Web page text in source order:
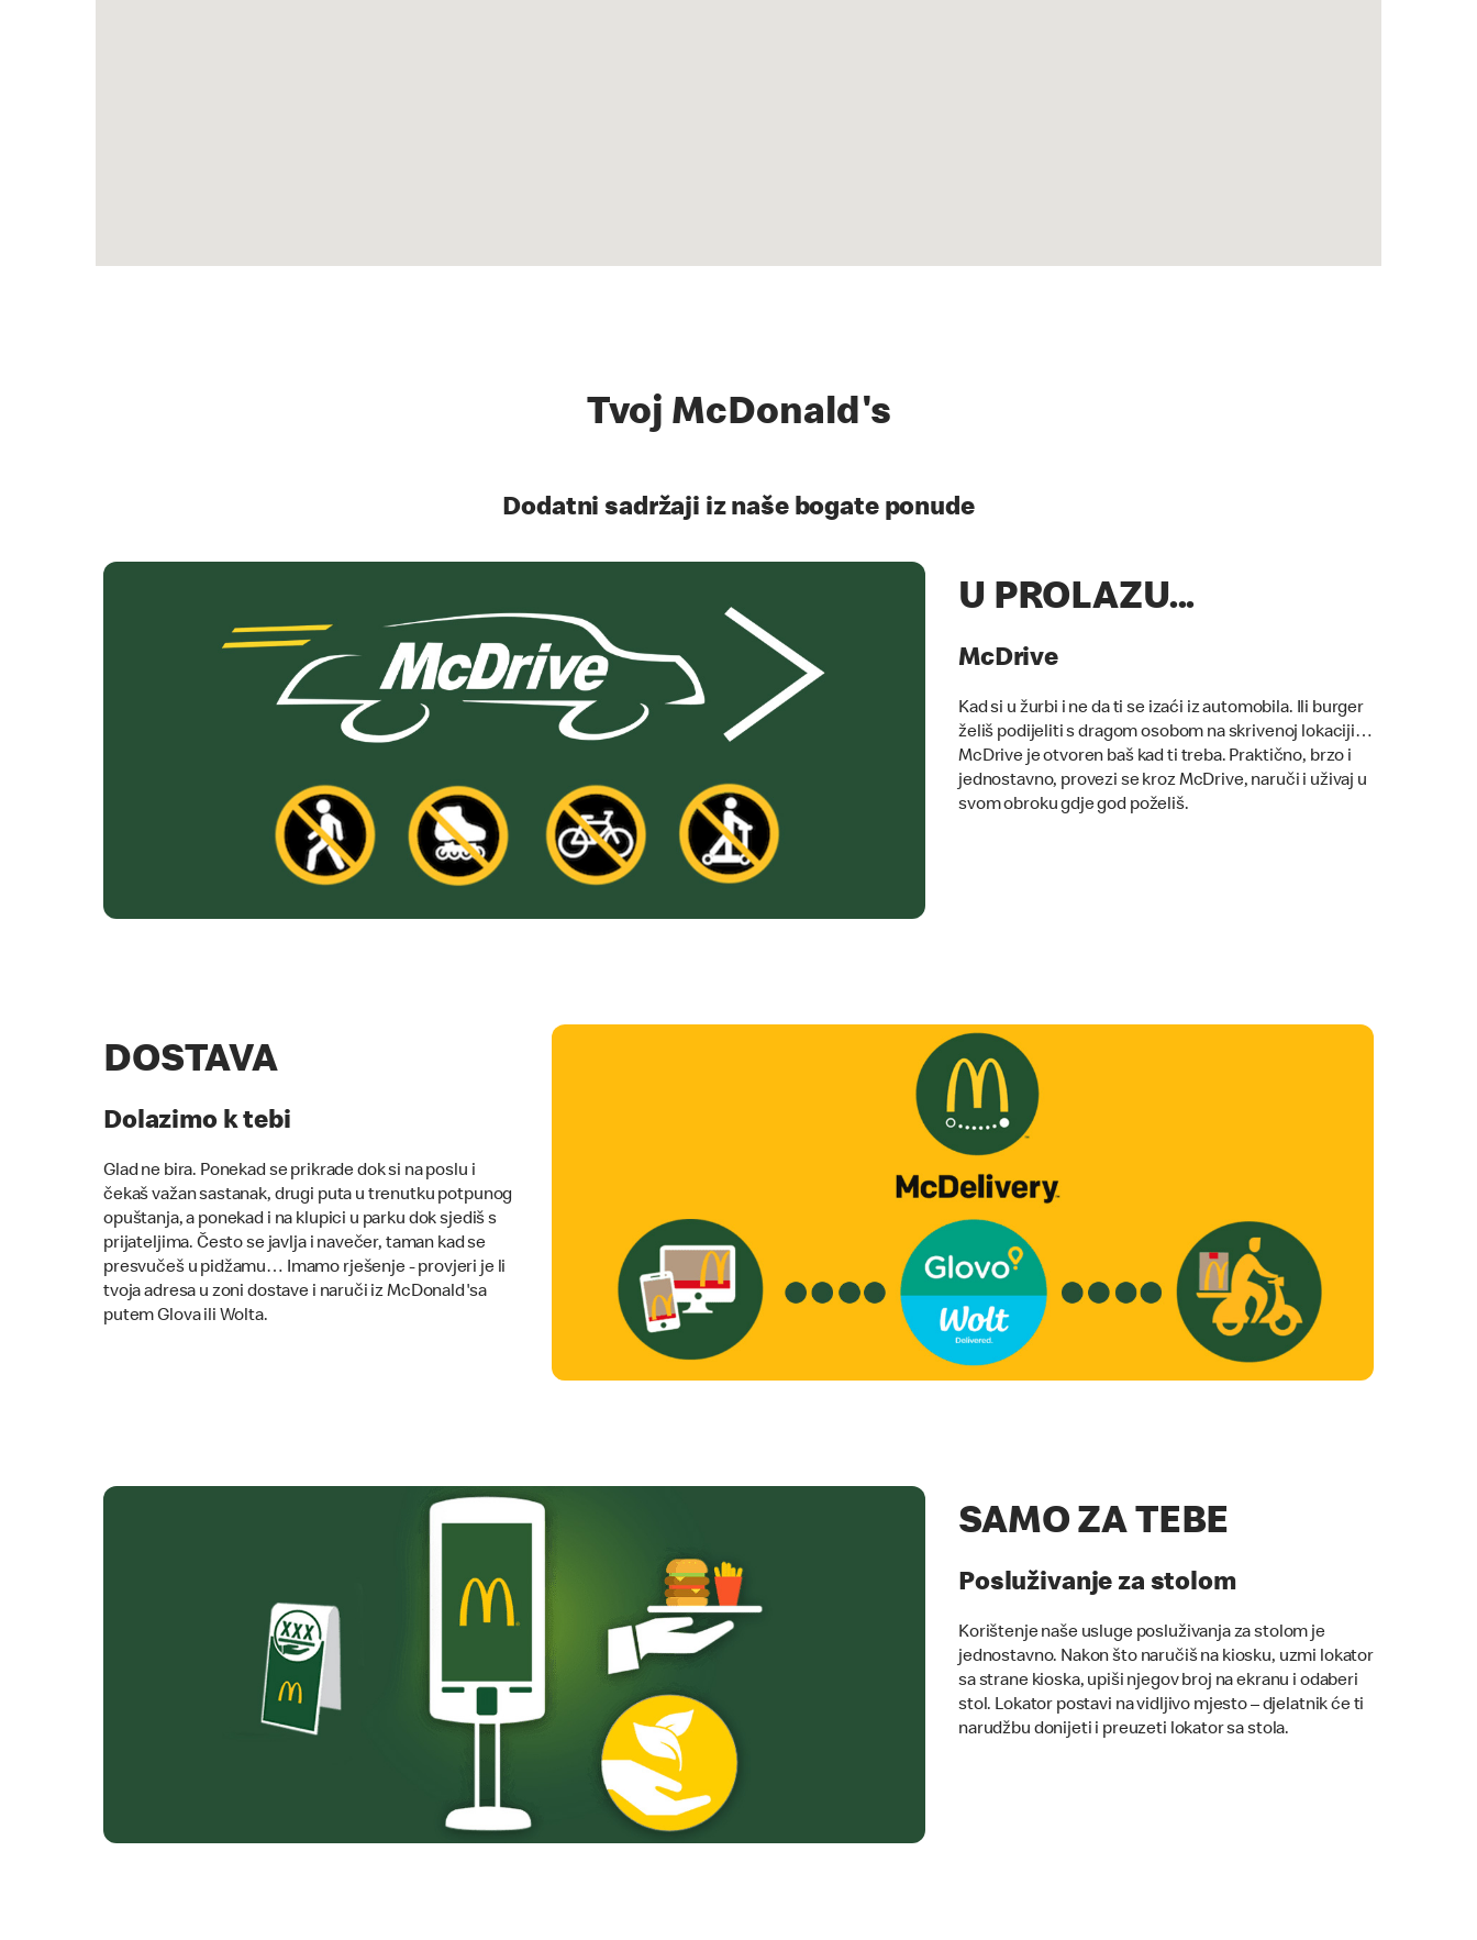
Tvoj McDonald's
Dodatni sadržaji iz naše bogate ponude
U PROLAZU...
McDrive
Kad si u žurbi i ne da ti se izaći iz automobila. Ili burger
želiš podijeliti s dragom osobom na skrivenoj lokaciji…
McDrive je otvoren baš kad ti treba. Praktično, brzo i
jednostavno, provezi se kroz McDrive, naruči i uživaj u
svom obroku gdje god poželiš.
DOSTAVA
Dolazimo k tebi
Glad ne bira. Ponekad se prikrade dok si na poslu i
čekaš važan sastanak, drugi puta u trenutku potpunog
opuštanja, a ponekad i na klupici u parku dok sjediš s
prijateljima. Često se javlja i navečer, taman kad se
presvučeš u pidžamu… Imamo rješenje - provjeri je li
tvoja adresa u zoni dostave i naruči iz McDonald'sa
putem Glova ili Wolta.
SAMO ZA TEBE
Posluživanje za stolom
Korištenje naše usluge posluživanja za stolom je
jednostavno. Nakon što naručiš na kiosku, uzmi lokator
sa strane kioska, upiši njegov broj na ekranu i odaberi
stol. Lokator postavi na vidljivo mjesto – djelatnik će ti
narudžbu donijeti i preuzeti lokator sa stola.